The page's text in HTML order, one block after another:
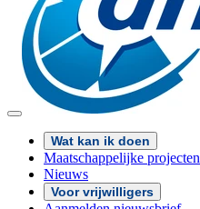
Wat kan ik doen
Maatschappelijke projecten
Nieuws
Voor vrijwilligers